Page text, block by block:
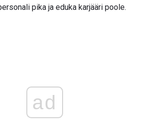
pika ja eduka karjääri poole.
ad